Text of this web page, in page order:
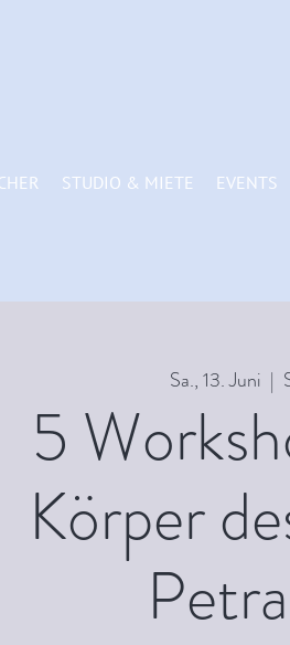
STUDIO & MIETE EVENTS
Sa., 13. Juni
  |
5
Körper